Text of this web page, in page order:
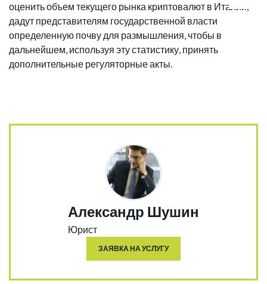
оценить объем текущего рынка криптовалют в Италии,
дадут представителям государственной власти
определенную почву для размышления, чтобы в
дальнейшем, используя эту статистику, принять
дополнительные регуляторные акты.
Александр Шушин
Юрист
ЗАЯВКА НА УСЛУГУ